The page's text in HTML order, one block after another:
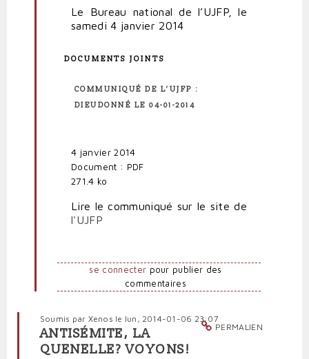
Le Bureau national de l’UJFP, le
samedi 4 janvier 2014
DOCUMENTS JOINTS
COMMUNIQUÉ DE L’UJFP :
DIEUDONNÉ LE 04-01-2014
4 janvier 2014
Document : PDF
271.4 ko
Lire le communiqué sur le site de
l'UJFP
se connecter pour publier des
commentaires
PERMALIEN
Soumis par Xenos le lun, 2014-01-06 23:07
ANTISÉMITE, LA
QUENELLE? VOYONS!